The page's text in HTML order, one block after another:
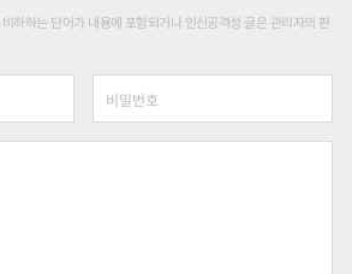
하하는 단어가 내용에 포함되거나 인신공격성 글은 관리자의 판